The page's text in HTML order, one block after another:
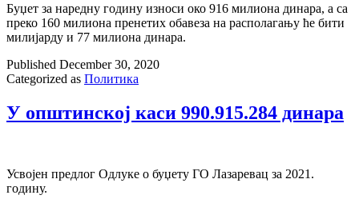
Буџет за наредну годину износи око 916 милиона динара, а са
преко 160 милиона пренетих обавеза на располагању ће бити
милијарду и 77 милиона динара.
Published December 30, 2020
Categorized as Политика
У општинској каси 990.915.284 динара
Усвојен предлог Одлуке о буџету ГО Лазаревац за 2021.
годину.